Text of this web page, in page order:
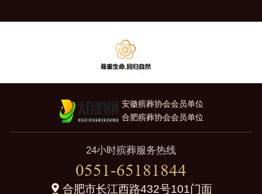
安徽殡葬协会会员单位
合肥殡葬协会会员单位
24小时殡葬服务热线
0551-65181844
合肥市长江西路432号101门面